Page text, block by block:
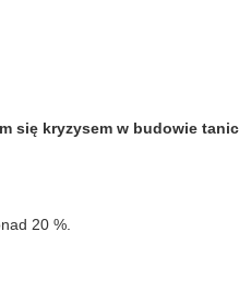
się kryzysem w budowie
20 %.